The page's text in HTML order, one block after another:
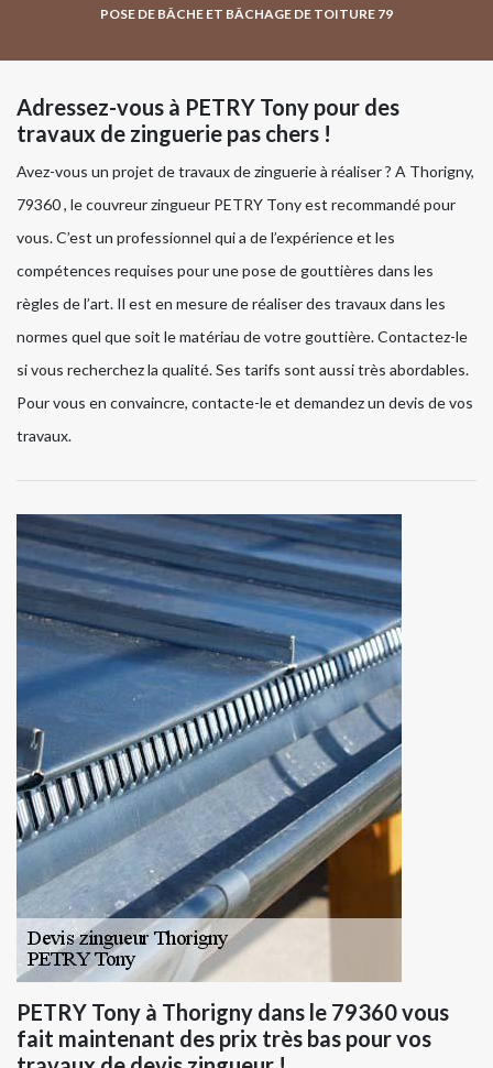
POSE DE BÂCHE ET BÂCHAGE DE TOITURE 79
Adressez-vous à PETRY Tony pour des
travaux de zinguerie pas chers !
Avez-vous un projet de travaux de zinguerie à réaliser ? A Thorigny,
79360 , le couvreur zingueur PETRY Tony est recommandé pour
vous. C’est un professionnel qui a de l’expérience et les
compétences requises pour une pose de gouttières dans les
règles de l’art. Il est en mesure de réaliser des travaux dans les
normes quel que soit le matériau de votre gouttière. Contactez-le
si vous recherchez la qualité. Ses tarifs sont aussi très abordables.
Pour vous en convaincre, contacte-le et demandez un devis de vos
travaux.
PETRY Tony à Thorigny dans le 79360 vous
fait maintenant des prix très bas pour vos